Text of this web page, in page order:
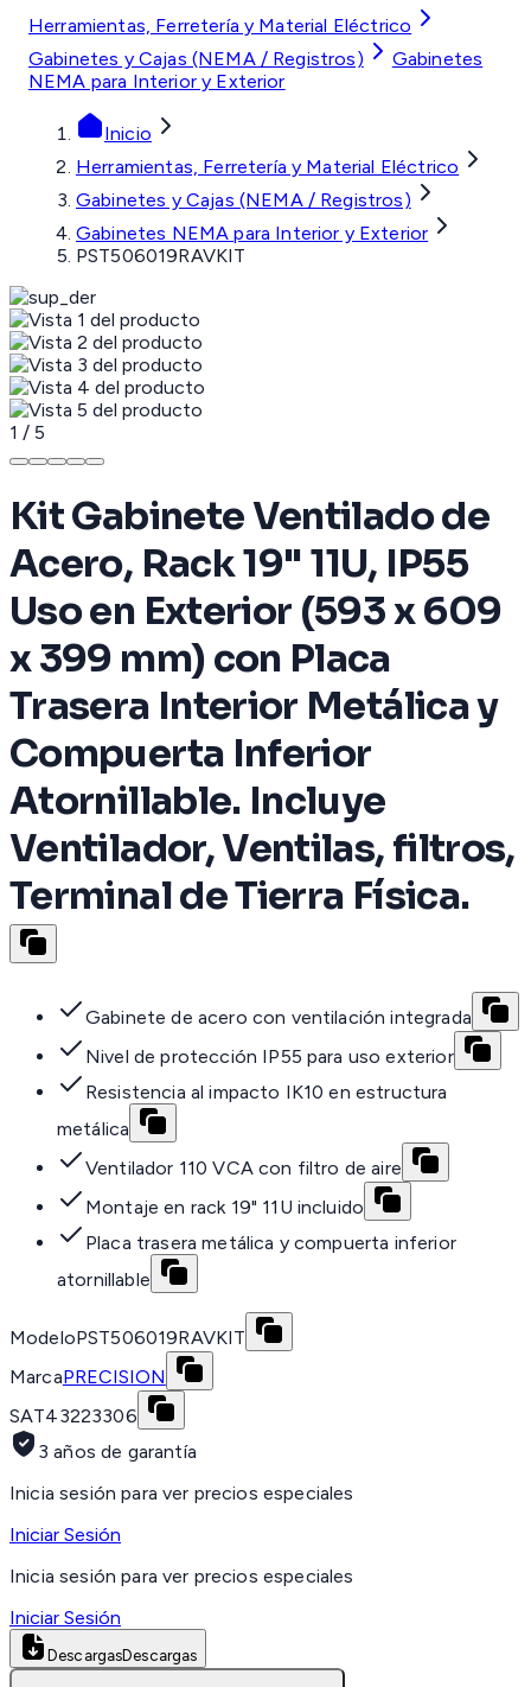
Herramientas, Ferretería y Material Eléctrico
Gabinetes y Cajas (NEMA / Registros)
Gabinetes
NEMA para Interior y Exterior
Inicio
Herramientas, Ferretería y Material Eléctrico
Gabinetes y Cajas (NEMA / Registros)
Gabinetes NEMA para Interior y Exterior
PST506019RAVKIT
1 / 5
Kit Gabinete Ventilado de
Acero, Rack 19" 11U, IP55
Uso en Exterior (593 x 609
x 399 mm) con Placa
Trasera Interior Metálica y
Compuerta Inferior
Atornillable. Incluye
Ventilador, Ventilas, filtros,
Terminal de Tierra Física.
Gabinete de acero con ventilación integrada
Nivel de protección IP55 para uso exterior
Resistencia al impacto IK10 en estructura
metálica
Ventilador 110 VCA con filtro de aire
Montaje en rack 19" 11U incluido
Placa trasera metálica y compuerta inferior
atornillable
ModeloPST506019RAVKIT
MarcaPRECISION
SAT43223306
3 años de garantía
Inicia sesión para ver precios especiales
Iniciar Sesión
Inicia sesión para ver precios especiales
Iniciar Sesión
DescargasDescargas